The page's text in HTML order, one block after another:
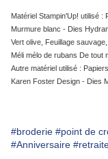
Matériel Stampin'Up! utilisé :
Murmure blanc - Dies
Vert olive, Feuillage
Méli mélo de rubans De tout
Autre matériel utilisé :
Karen Foster Design - Dies
#broderie #point de
#Anniversaire